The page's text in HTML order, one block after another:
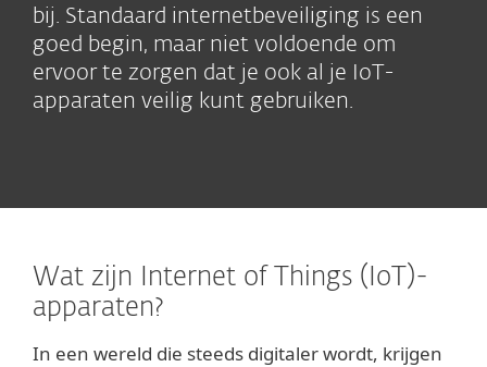
bij. Standaard internetbeveiliging is een
goed begin, maar niet voldoende om
ervoor te zorgen dat je ook al je IoT-
apparaten veilig kunt gebruiken.
Wat zijn Internet of Things (IoT)-
apparaten?
In een wereld die steeds digitaler wordt, krijgen